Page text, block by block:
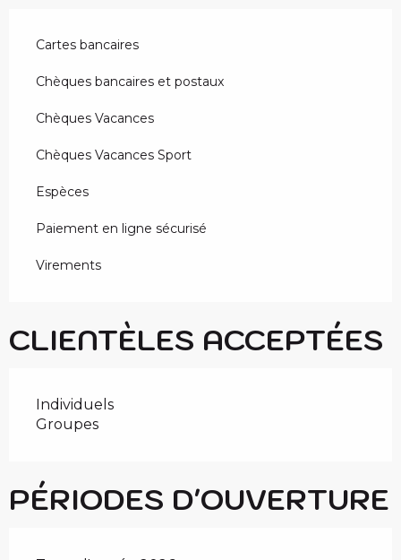
Cartes bancaires
Chèques bancaires et postaux
Chèques Vacances
Chèques Vacances Sport
Espèces
Paiement en ligne sécurisé
Virements
CLIENTÈLES ACCEPTÉES
Individuels
Groupes
PÉRIODES D'OUVERTURE